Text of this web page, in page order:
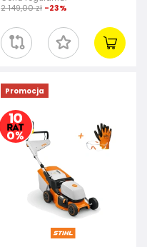
2 149,00 zł -23%
Promocja